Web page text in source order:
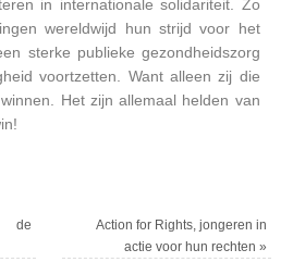
in internationale solidariteit. Zo
wereldwijd hun strijd voor het
sterke publieke gezondheidszorg
voortzetten. Want alleen zij die
Het zijn allemaal helden van
de
Action for Rights, jongeren in
actie voor hun rechten »